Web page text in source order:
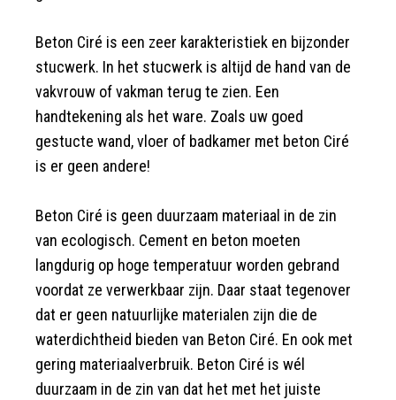
Beton Ciré is een zeer karakteristiek en bijzonder
stucwerk. In het stucwerk is altijd de hand van de
vakvrouw of vakman terug te zien. Een
handtekening als het ware. Zoals uw goed
gestucte wand, vloer of badkamer met beton Ciré
is er geen andere!
Beton Ciré is geen duurzaam materiaal in de zin
van ecologisch. Cement en beton moeten
langdurig op hoge temperatuur worden gebrand
voordat ze verwerkbaar zijn. Daar staat tegenover
dat er geen natuurlijke materialen zijn die de
waterdichtheid bieden van Beton Ciré. En ook met
gering materiaalverbruik. Beton Ciré is wél
duurzaam in de zin van dat het met het juiste